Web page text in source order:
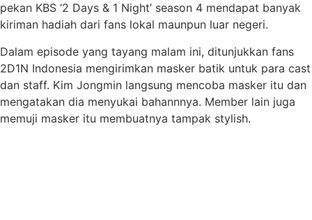
pekan KBS ‘2 Days & 1 Night’ season 4 mendapat banyak
kiriman hadiah dari fans lokal maunpun luar negeri.
Dalam episode yang tayang malam ini, ditunjukkan fans
2D1N Indonesia mengirimkan masker batik untuk para cast
dan staff. Kim Jongmin langsung mencoba masker itu dan
mengatakan dia menyukai bahannnya. Member lain juga
memuji masker itu membuatnya tampak stylish.